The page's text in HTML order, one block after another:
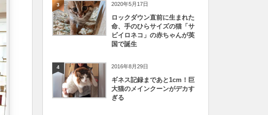
3 2020年5月17日
ロックダウン直前に生まれた
命、手のひらサイズの猫「サ
ビイロネコ」の赤ちゃんが英
国で誕生
4 2016年8月29日
ギネス記録まであと1cm！巨
大猫のメインクーンがデカす
ぎる